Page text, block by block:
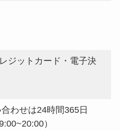
ジットカード・電子決
わせは24時間365日
）